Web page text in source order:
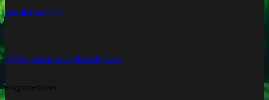
@subseed.dk
Gå til vores facebook-side